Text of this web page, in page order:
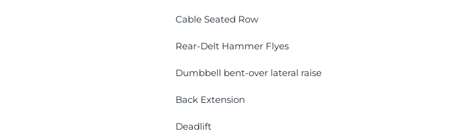
Cable Seated Row
Rear-Delt Hammer Flyes
Dumbbell bent-over lateral raise
Back Extension
Deadlift